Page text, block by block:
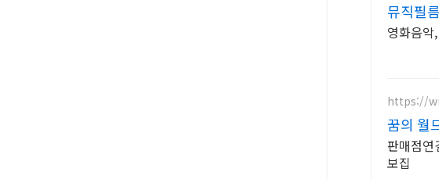
뮤직필
영화음악
https://
꿈의 월
판매점
보집